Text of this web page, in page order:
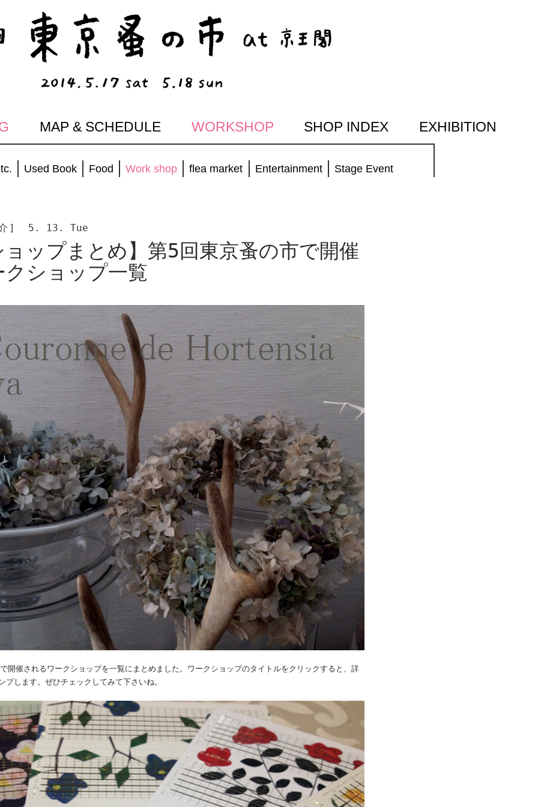
MAP & SCHEDULE WORKSHOP SHOP INDEX EXHIBITION
Used Book Food Work shop flea market Entertainment Stage Event
] 5. 13. Tue
ップまとめ】第5回東京蚤の市で開催
ショップ一覧
開催されるワークショップを一覧にまとめました。ワークショップのタイトルをクリックすると、詳
プします。ぜひチェックしてみて下さいね。